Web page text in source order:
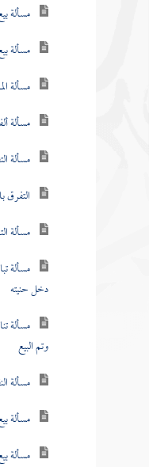
مسألة
مسألة
مسألة
مسألة
مسألة
مسألة
مسألة
دخل حنيته
مسألة
وتم البيع
مسألة
مسألة
مسألة